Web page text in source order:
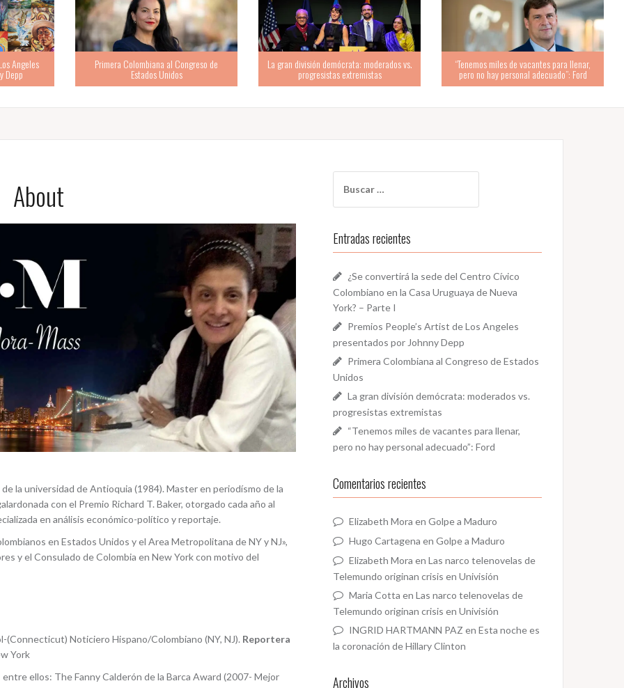
al Congreso de La gran división demócrata: moderados vs.
progresistas extremistas
“Tenemos miles de vacantes para llenar,
pero no hay personal adecuado”: Ford Mamdani: “Es tiempo de repartir la riqueza”
About
la universidad de Antioquia (1984). Master en periodísmo de la
con el Premio Richard T. Baker, otorgado cada año al
en análisis económico-político y reportaje.
en Estados Unidos y el Area Metropolitana de NY y NJ»,
y el Consulado de Colombia en New York con motivo del
(Connecticut) Noticiero Hispano/Colombiano (NY, NJ). Reportera
York
ellos: The Fanny Calderón de la Barca Award (2007- Mejor
Entradas recientes
¿Se convertirá la sede del Centro Cívico
Colombiano en la Casa Uruguaya de Nueva
York? – Parte I
Premios People’s Artist de Los Angeles
presentados por Johnny Depp
Primera Colombiana al Congreso de Estados
Unidos
La gran división demócrata: moderados vs.
progresistas extremistas
“Tenemos miles de vacantes para llenar,
pero no hay personal adecuado”: Ford
Comentarios recientes
Elizabeth Mora en Golpe a Maduro
Hugo Cartagena en Golpe a Maduro
Elizabeth Mora en Las narco telenovelas de
Telemundo originan crisis en Univisión
Maria Cotta en Las narco telenovelas de
Telemundo originan crisis en Univisión
INGRID HARTMANN PAZ en Esta noche es
la coronación de Hillary Clinton
Archivos